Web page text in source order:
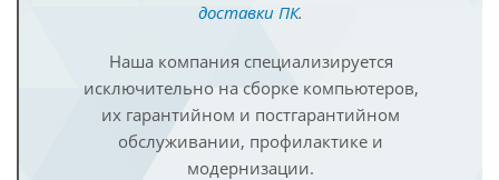
доставки ПК.
Наша компания специализируется
исключительно на сборке компьютеров,
их гарантийном и постгарантийном
обслуживании, профилактике и
модернизации.